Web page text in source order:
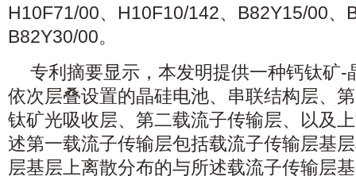
H10F71/00、H10F10/142、B82Y15/00、
B82Y30/00。
专利摘要显示，本发明提供一种钙钛矿
依次层叠设置的晶硅电池、串联结构层、
钛矿光吸收层、第二载流子传输层、以及
述第一载流子传输层包括载流子传输层基
层基层上离散分布的与所述载流子传输层